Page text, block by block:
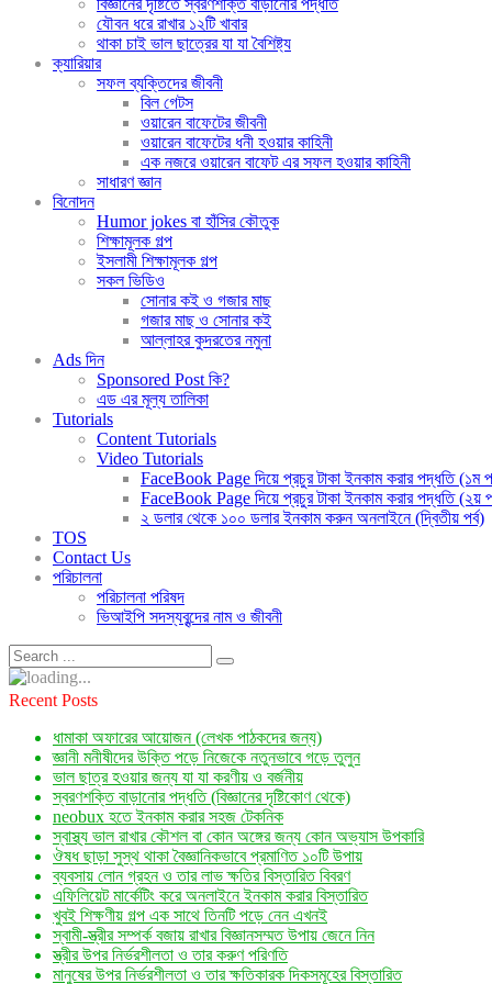
বিজ্ঞানের দৃষ্টিতে স্বরণশক্তি বাড়ানোর পদ্ধতি
যৌবন ধরে রাখার ১২টি খাবার
থাকা চাই ভাল ছাত্রের যা যা বৈশিষ্ট্য
ক্যারিয়ার
সফল ব্যক্তিদের জীবনী
বিল গেটস
ওয়ারেন বাফেটের জীবনী
ওয়ারেন বাফেটের ধনী হওয়ার কাহিনী
এক নজরে ওয়ারেন বাফেট এর সফল হওয়ার কাহিনী
সাধারণ জ্ঞান
বিনোদন
Humor jokes বা হাঁসির কৌতুক
শিক্ষামূলক গল্প
ইসলামী শিক্ষামূলক গল্প
সকল ভিডিও
সোনার কই ও গজার মাছ
গজার মাছ ও সোনার কই
আল্লাহর কুদরতের নমুনা
Ads দিন
Sponsored Post কি?
এড এর মূল্য তালিকা
Tutorials
Content Tutorials
Video Tutorials
FaceBook Page দিয়ে প্রচুর টাকা ইনকাম করার পদ্ধতি (১ম
FaceBook Page দিয়ে প্রচুর টাকা ইনকাম করার পদ্ধতি (২য়
২ ডলার থেকে ১০০ ডলার ইনকাম করুন অনলাইনে (দ্বিতীয় পর্ব)
TOS
Contact Us
পরিচালনা
পরিচালনা পরিষদ
ভিআইপি সদস্যবৃন্দের নাম ও জীবনী
Recent Posts
ধামাকা অফারের আয়োজন (লেখক পাঠকদের জন্য)
জ্ঞানী মনীষীদের উক্তি পড়ে নিজেকে নতুনভাবে গড়ে তুলুন
ভাল ছাত্র হওয়ার জন্য যা যা করণীয় ও বর্জনীয়
স্বরণশক্তি বাড়ানোর পদ্ধতি (বিজ্ঞানের দৃষ্টিকোণ থেকে)
neobux হতে ইনকাম করার সহজ টেকনিক
স্বাস্থ্য ভাল রাখার কৌশল বা কোন অঙ্গের জন্য কোন অভ্যাস উপকারি
ঔষধ ছাড়া সুস্থ থাকা বৈজ্ঞানিকভাবে প্রমাণিত ১০টি উপায়
ব্যবসায় লোন গ্রহন ও তার লাভ ক্ষতির বিস্তারিত বিবরণ
এফিলিয়েট মার্কেটিং করে অনলাইনে ইনকাম করার বিস্তারিত
খুবই শিক্ষণীয় গল্প এক সাথে তিনটি পড়ে নেন এখনই
স্বামী-স্ত্রীর সম্পর্ক বজায় রাখার বিজ্ঞানসম্মত উপায় জেনে নিন
স্ত্রীর উপর নির্ভরশীলতা ও তার করুণ পরিণতি
মানুষের উপর নির্ভরশীলতা ও তার ক্ষতিকারক দিকসমূহের বিস্তারিত